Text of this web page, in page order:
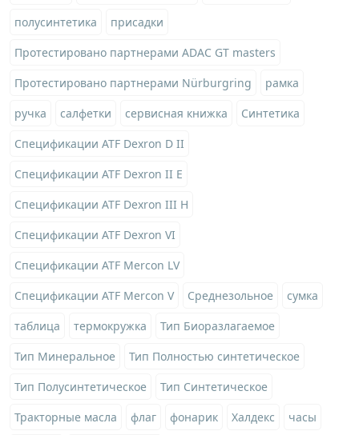
полусинтетика
присадки
Протестировано партнерами ADAC GT masters
Протестировано партнерами Nürburgring
рамка
ручка
салфетки сервисная книжка
Синтетика
Спецификации ATF Dexron D II
Спецификации ATF Dexron II E
Спецификации ATF Dexron III H
Спецификации ATF Dexron VI
Спецификации ATF Mercon LV
Спецификации ATF Mercon V
Среднезольное
сумка
таблица
термокружка
Тип Биоразлагаемое
Тип Минеральное
Тип Полностью синтетическое
Тип Полусинтетическое
Тип Синтетическое
Тракторные масла
флаг фонарик Халдекс
часы